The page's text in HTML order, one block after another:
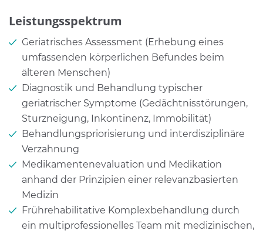
Leistungsspektrum
Geriatrisches Assessment (Erhebung eines
umfassenden körperlichen Befundes beim
älteren Menschen)
Diagnostik und Behandlung typischer
geriatrischer Symptome (Gedächtnisstörungen,
Sturzneigung, Inkontinenz, Immobilität)
Behandlungspriorisierung und interdisziplinäre
Verzahnung
Medikamentenevaluation und Medikation
anhand der Prinzipien einer relevanzbasierten
Medizin
Frührehabilitative Komplexbehandlung durch
ein multiprofessionelles Team mit medizinischen,